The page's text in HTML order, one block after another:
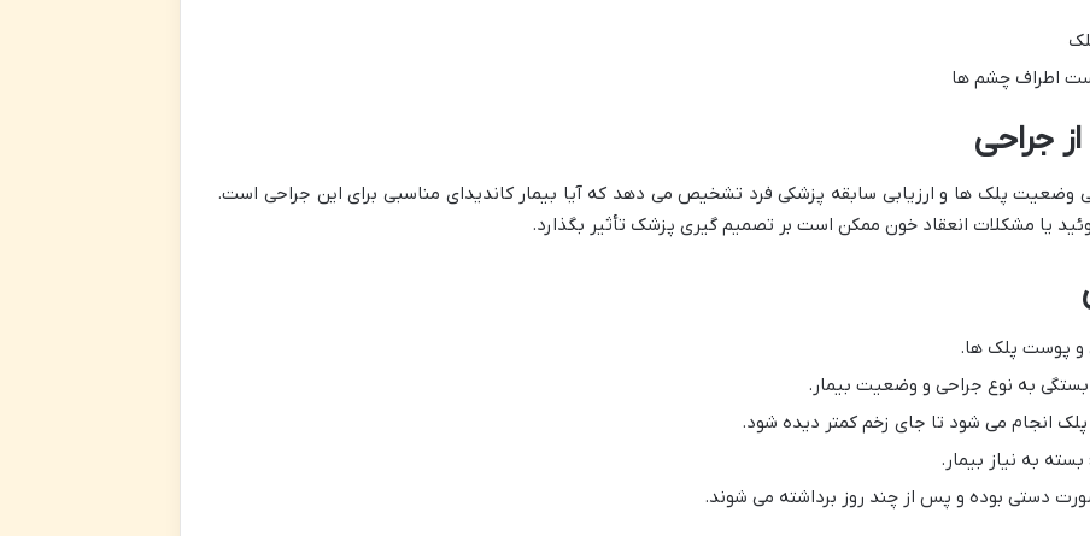
اطراف چشم ها
جراحی
وضعیت پلک ها و ارزیابی سابقه پزشکی فرد تشخیص می دهد که آیا بیمار کاندیدای مناسبی برای این جراحی است.
یا مشکلات انعقاد خون ممکن است بر تصمیم گیری پزشک تأثیر بگذارد.
و پوست پلک ها.
بستگی به نوع جراحی و وضعیت بیمار.
انجام می شود تا جای زخم کمتر دیده شود.
بسته به نیاز بیمار.
دستی بوده و پس از چند روز برداشته می شوند.